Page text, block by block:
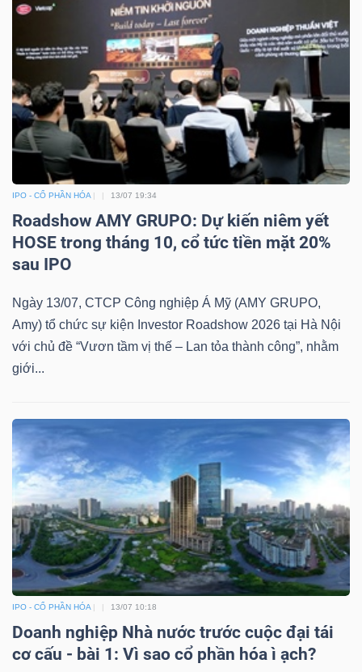
IPO - CỔ PHẦN HÓA 13/07 19:34
Roadshow AMY GRUPO: Dự kiến niêm yết
HOSE trong tháng 10, cổ tức tiền mặt 20%
sau IPO
Ngày 13/07, CTCP Công nghiệp Á Mỹ (AMY GRUPO,
Amy) tổ chức sự kiện Investor Roadshow 2026 tại Hà Nội
với chủ đề “Vươn tầm vị thế – Lan tỏa thành công”, nhằm
giới...
IPO - CỔ PHẦN HÓA 13/07 10:18
Doanh nghiệp Nhà nước trước cuộc đại tái
cơ cấu - bài 1: Vì sao cổ phần hóa ì ạch?